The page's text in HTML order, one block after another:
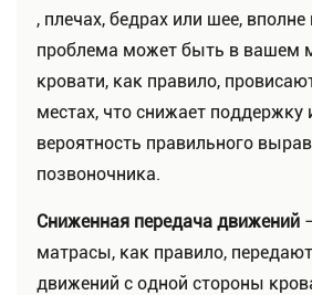
, плечах, бедрах или шее,
проблема может быть в вашем
кровати, как правило,
местах, что снижает поддержку
вероятность правильного
позвоночника.
Сниженная передача движений
матрасы, как правило,
движений с одной стороны